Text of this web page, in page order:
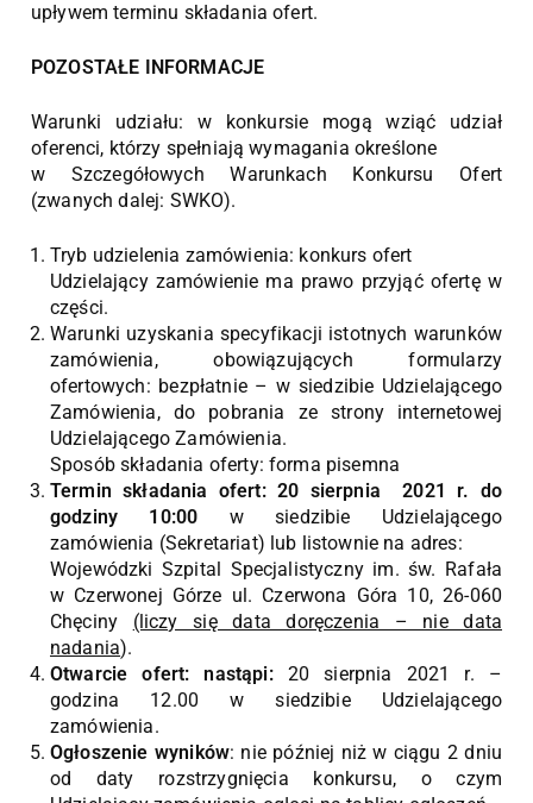
upływem terminu składania ofert.
POZOSTAŁE INFORMACJE
Warunki udziału: w konkursie mogą wziąć udział
oferenci, którzy spełniają wymagania określone
w Szczegółowych Warunkach Konkursu Ofert
(zwanych dalej: SWKO).
Tryb udzielenia zamówienia: konkurs ofert
Udzielający zamówienie ma prawo przyjąć ofertę w
części.
Warunki uzyskania specyfikacji istotnych warunków
zamówienia, obowiązujących formularzy
ofertowych: bezpłatnie – w siedzibie Udzielającego
Zamówienia, do pobrania ze strony internetowej
Udzielającego Zamówienia.
Sposób składania oferty: forma pisemna
Termin składania ofert: 20 sierpnia 2021 r. do
godziny 10:00 w siedzibie Udzielającego
zamówienia (Sekretariat) lub listownie na adres:
Wojewódzki Szpital Specjalistyczny im. św. Rafała
w Czerwonej Górze ul. Czerwona Góra 10, 26-060
Chęciny (liczy się data doręczenia – nie data
nadania).
Otwarcie ofert: nastąpi:20 sierpnia 2021 r. –
godzina 12.00 w siedzibie Udzielającego
zamówienia.
Ogłoszenie wyników: nie później niż w ciągu 2 dniu
od daty rozstrzygnięcia konkursu, o czym